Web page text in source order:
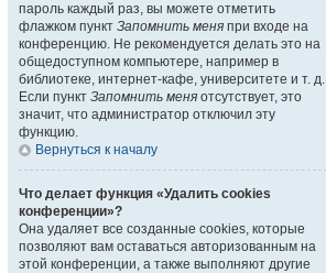
пароль каждый раз, вы можете отметить
флажком пункт Запомнить меня при входе на
конференцию. Не рекомендуется делать это на
общедоступном компьютере, например в
библиотеке, интернет-кафе, университете и т. д.
Если пункт Запомнить меня отсутствует, это
значит, что администратор отключил эту
функцию.
Вернуться к началу
Что делает функция «Удалить cookies
конференции»?
Она удаляет все созданные cookies, которые
позволяют вам оставаться авторизованным на
этой конференции, а также выполняют другие